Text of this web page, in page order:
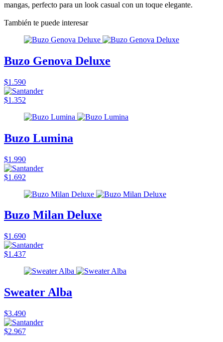
mangas, perfecto para un look casual con un toque elegante.
También te puede interesar
Buzo Genova Deluxe
$1.590
$1.352
Buzo Lumina
$1.990
$1.692
Buzo Milan Deluxe
$1.690
$1.437
Sweater Alba
$3.490
$2.967